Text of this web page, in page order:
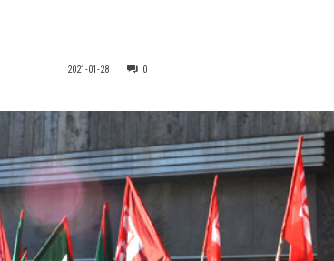
2021-01-28 0